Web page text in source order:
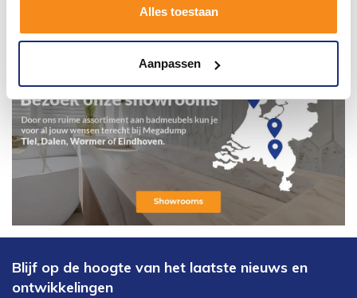
Alles toestaan
Aanpassen
Blijf op de hoogte van het laatste nieuws en
ontwikkelingen